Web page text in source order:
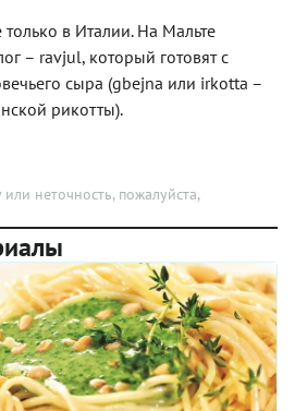
в Италии. На Мальте
– ravjul, который готовят с
сыра (gbejna или irkotta –
рикотты).
неточность, пожалуйста,